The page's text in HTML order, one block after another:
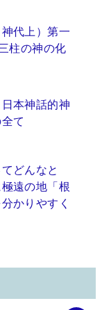
代上）第一
柱の神の化
本神話的神
て
どんなと
遠の地「根
かりやすく